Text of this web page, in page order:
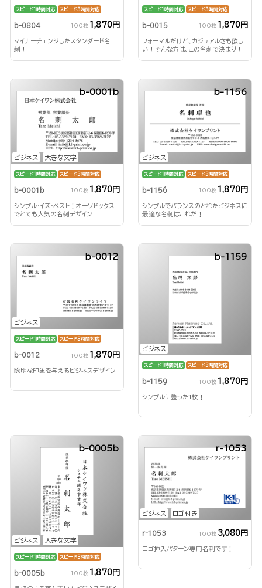
スピード1時間対応 スピード3時間対応
b-0804 100枚 1,870円
マイナーチェンジしたスタンダード名
刺！
スピード1時間対応 スピード3時間対応
b-0015 100枚 1,870円
フォーマルだけど、カジュアルさも欲し
い！そんな方は、この名刺で決まり！
ビジネス 大きな文字
b-0001b
スピード1時間対応 スピード3時間対応
b-0001b 100枚 1,870円
シンプル・イズ・ベスト！オーソドックス
でとても人気の名刺デザイン
ビジネス
b-1156
スピード1時間対応 スピード3時間対応
b-1156 100枚 1,870円
シンプルでバランスのとれたビジネスに
最適な名刺はこれだ！
ビジネス
b-0012
スピード1時間対応 スピード3時間対応
b-0012 100枚 1,870円
聡明な印象を与えるビジネスデザイン
ビジネス
b-1159
スピード1時間対応 スピード3時間対応
b-1159 100枚 1,870円
シンプルに整った1枚！
ビジネス 大きな文字
b-0005b
スピード1時間対応 スピード3時間対応
b-0005b 100枚 1,870円
ビジネス ロゴ付き
r-1053
r-1053 100枚 3,080円
ロゴ挿入パターン専用名刺です！